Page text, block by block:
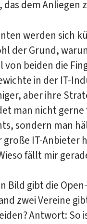
das dem
werden sich
der Grund,
von beiden die
in der IT-
aber ihre
man nicht gerne
sondern man
große IT-Anbieter
fällt mir
Bild gibt die
zwei Vereine
Antwort: So